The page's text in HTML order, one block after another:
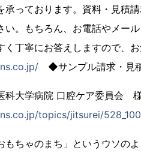
承っております。資料・見積
い。もちろん、お電話やメー
く丁寧にお答えしますので、お
◆サンプル請求・見
科大学病院 口腔ケア委員会 様
topics/jitsurei/
もちゃのまち」というウソの